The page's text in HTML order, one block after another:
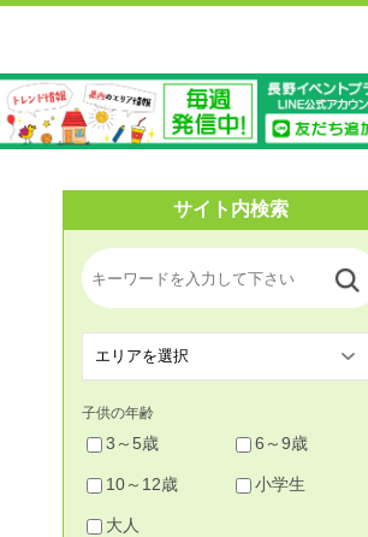
サイト内検索
子供の年齢
3～5歳 6～9歳
10～12歳 小学生
大人